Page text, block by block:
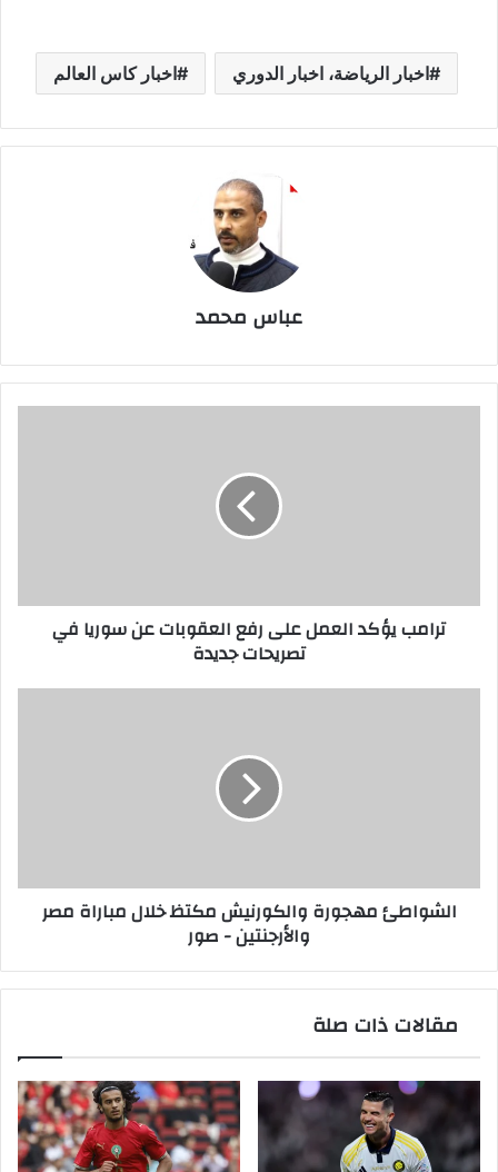
اخبار الرياضة، اخبار الدوري اخبار كاس العالم
عباس محمد
في
تصريحاتترامب يؤكد العمل على رفع العقوبات عن سوريا في
تصريحات جديدة
-
صورالشواطئ مهجورة والكورنيش مكتظ خلال مباراة مصر
والأرجنتين - صور
مقالات ذات صلة